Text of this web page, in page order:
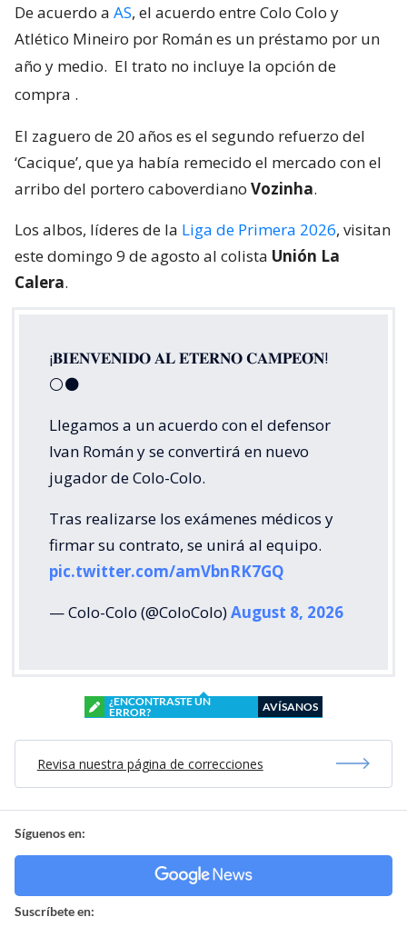
De acuerdo a AS, el acuerdo entre Colo Colo y
Atlético Mineiro por Román es un préstamo por un
año y medio. El trato no incluye la opción de
compra .
El zaguero de 20 años es el segundo refuerzo del
‘Cacique’, que ya había remecido el mercado con el
arribo del portero caboverdiano Vozinha.
Los albos, líderes de la Liga de Primera 2026, visitan
este domingo 9 de agosto al colista Unión La
Calera.
¡𝐁𝐈𝐄𝐍𝐕𝐄𝐍𝐈𝐃𝐎 𝐀𝐋 𝐄𝐓𝐄𝐑𝐍𝐎 𝐂𝐀𝐌𝐏𝐄𝐎́𝐍!
⚪⚫
Llegamos a un acuerdo con el defensor
Ivan Román y se convertirá en nuevo
jugador de Colo-Colo.
Tras realizarse los exámenes médicos y
firmar su contrato, se unirá al equipo.
pic.twitter.com/amVbnRK7GQ
— Colo-Colo (@ColoColo)August 8, 2026
¿ENCONTRASTE UN
ERROR?
AVÍSANOS
Revisa nuestra página de correcciones
Síguenos en:
Suscríbete en: